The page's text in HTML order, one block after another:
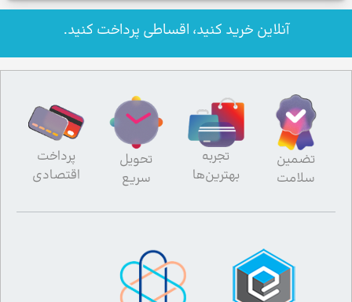
آنلاین خرید کنید، اقساطی پرداخت کنید.
تضمین
سلامت
تجربه
بهترین‌ها
تحویل
سریع
پرداخت
اقتصادی